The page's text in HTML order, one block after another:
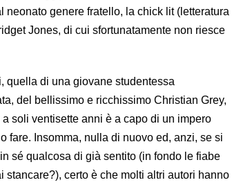
genere fratello, la chick lit (letteratura
Jones, di cui sfortunatamente non riesce
quella di una giovane studentessa
del bellissimo e ricchissimo Christian Grey,
soli ventisette anni è a capo di un impero
fare. Insomma, nulla di nuovo ed, anzi, se si
sé qualcosa di già sentito (in fondo le fiabe
certo è che molti altri autori hanno